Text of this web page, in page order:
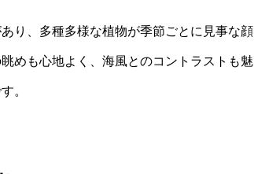
り、多種多様な植物が季節ごとに見事な顔
めも心地よく、海風とのコントラストも魅
。